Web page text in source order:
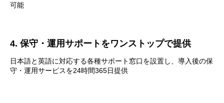
可能
4. 保守・運用サポートをワンストップで提供
日本語と英語に対応する各種サポート窓口を設置し、導入後の保
守・運用サービスを24時間365日提供